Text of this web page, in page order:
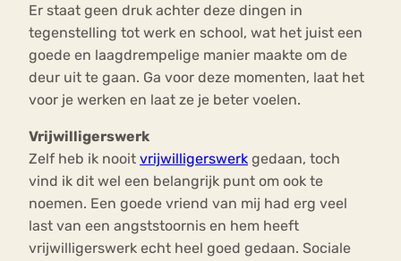
Er staat geen druk achter deze dingen in
tegenstelling tot werk en school, wat het juist een
goede en laagdrempelige manier maakte om de
deur uit te gaan. Ga voor deze momenten, laat het
voor je werken en laat ze je beter voelen.
Vrijwilligerswerk
Zelf heb ik nooit vrijwilligerswerk gedaan, toch
vind ik dit wel een belangrijk punt om ook te
noemen. Een goede vriend van mij had erg veel
last van een angststoornis en hem heeft
vrijwilligerswerk echt heel goed gedaan. Sociale